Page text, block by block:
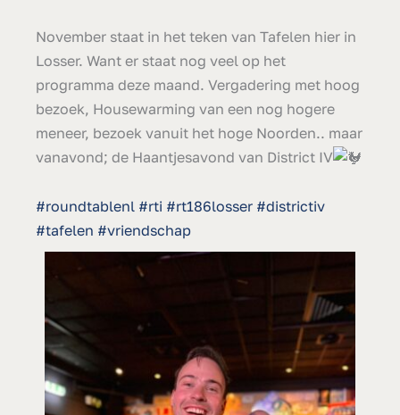
November staat in het teken van Tafelen hier in
Losser. Want er staat nog veel op het
programma deze maand. Vergadering met hoog
bezoek, Housewarming van een nog hogere
meneer, bezoek vanuit het hoge Noorden.. maar
vanavond; de Haantjesavond van District IV
#roundtablenl #rti #rt186losser #districtiv
#tafelen #vriendschap